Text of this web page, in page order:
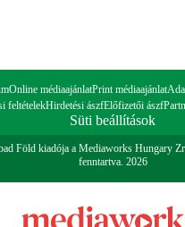
Online médiaajánlatPrint médiaajánlat
feltételekHirdetési ászfElőfizetői ászf
Süti beállítások
Föld kiadója a Mediaworks Hungary
fenntartva. 2026